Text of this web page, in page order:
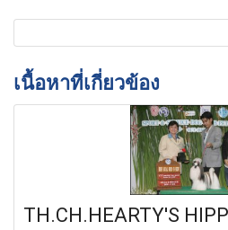
เนื้อหาที่เกี่ยวข้อง
TH.CH.HEARTY'S